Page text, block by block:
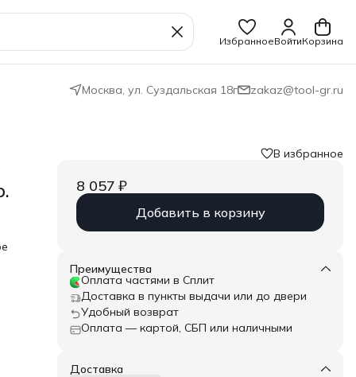
ИзбранноеВойтиКорзина
Москва, ул. Суздальская 18г zakaz@tool-gr.ru
1
В избранное
8 057 ₽
Добавить в корзину
Преимущества
Оплата частями в Сплит
Доставка в пункты выдачи или до двери
Удобный возврат
Оплата — картой, СБП или наличными
Доставка